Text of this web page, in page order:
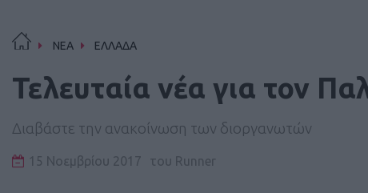
ΝΕΑ ΕΛΛΑΔΑ
Τελευταία νέα για τον
Διαβάστε την ανακοίνωση των διοργανωτών
15 Νοεμβρίου 2017 του Runner